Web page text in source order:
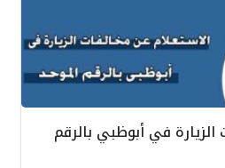
في أبوظبي بالرقم